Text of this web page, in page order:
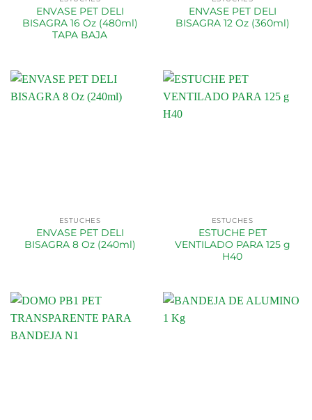
ENVASE PET DELI
BISAGRA 16 Oz (480ml)
TAPA BAJA
ENVASE PET DELI
BISAGRA 12 Oz (360ml)
ESTUCHES
ENVASE PET DELI
BISAGRA 8 Oz (240ml)
ESTUCHES
ESTUCHE PET
VENTILADO PARA 125 g
H40